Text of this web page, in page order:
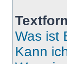
Was ist
Kann